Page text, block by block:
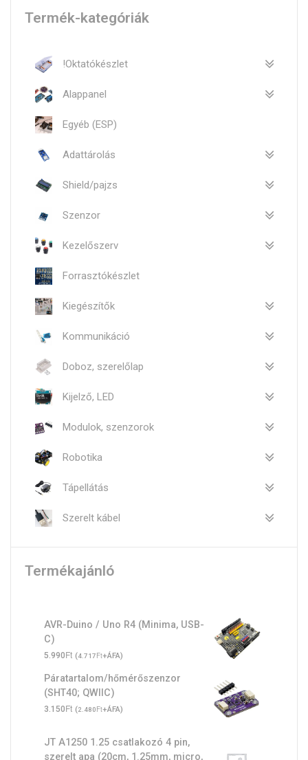
Termék-kategóriák
!Oktatókészlet
Alappanel
Egyéb (ESP)
Adattárolás
Shield/pajzs
Szenzor
Kezelőszerv
Forrasztókészlet
Kiegészítők
Kommunikáció
Doboz, szerelőlap
Kijelző, LED
Modulok, szenzorok
Robotika
Tápellátás
Szerelt kábel
Termékajánló
AVR-Duino / Uno R4 (Minima, USB-
C)
5.990Ft (4.717Ft+ÁFA)
Páratartalom/hőmérőszenzor
(SHT40; QWIIC)
3.150Ft (2.480Ft+ÁFA)
JT A1250 1.25 csatlakozó 4 pin,
szerelt apa (20cm, 1.25mm, micro,